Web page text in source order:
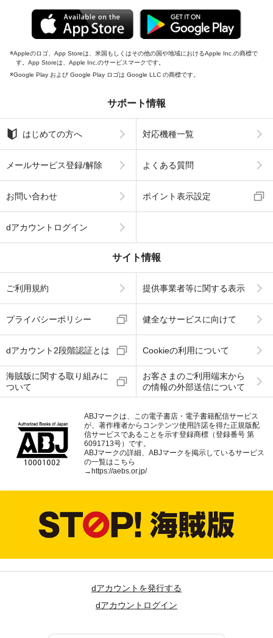
Appleのロゴ、App Storeは、米国もしくはその他の国や地域におけるApple Inc.の商標で
す。App Storeは、Apple Inc.のサービスマークです。
Google Play および Google Play ロゴは Google LLC の商標です。
サポート情報
はじめての方へ 対応機種一覧
メールサービス登録/解除 よくある質問
お問い合わせ ポイント表示設定
dアカウントログイン
サイト情報
ご利用規約 提供事業者等に関する表示
プライバシーポリシー 健全なサービスに向けて
dアカウント2段階認証とは Cookieの利用について
海賊版に関する取り組みに
ついて
お客さまのご利用端末から
の情報の外部送信について
ABJマークは、この電子書店・電子書籍配信サービス
が、著作権者からコンテンツ使用許諾を得た正規版配
信サービスであることを示す登録商標（登録番号 第
6091713号）です。
ABJマークの詳細、ABJマークを掲示しているサービス
の一覧はこちら
→https://aebs.or.jp/
dアカウントを発行する
dアカウントログイン